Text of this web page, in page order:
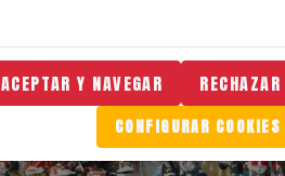
ACEPTAR Y NAVEGAR RECHAZAR
CONFIGURAR COOKIES